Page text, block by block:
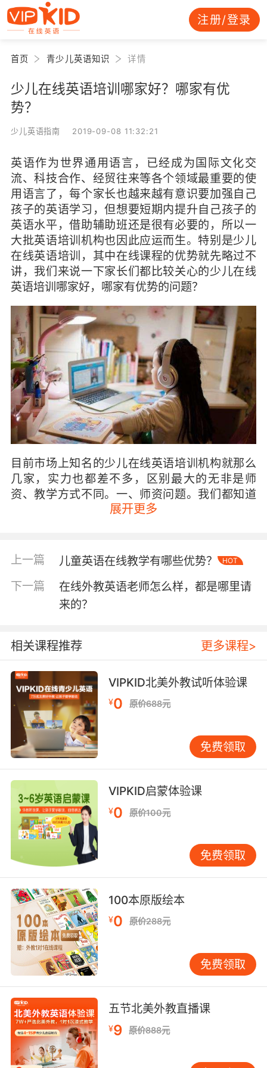
注册/登录
首页 青少儿英语知识 详情
少儿在线英语培训哪家好？哪家有优
势？
少儿英语指南 2019-09-08 11:32:21
英语作为世界通用语言，已经成为国际文化交
流、科技合作、经贸往来等各个领域最重要的使
用语言了，每个家长也越来越有意识要加强自己
孩子的英语学习，但想要短期内提升自己孩子的
英语水平，借助辅助班还是很有必要的，所以一
大批英语培训机构也因此应运而生。特别是少儿
在线英语培训，其中在线课程的优势就先略过不
讲，我们来说一下家长们都比较关心的少儿在线
英语培训哪家好，哪家有优势的问题？
目前市场上知名的少儿在线英语培训机构就那么
几家，实力也都差不多，区别最大的无非是师
资、教学方式不同。一、师资问题。我们都知道
学英语最重要的是口语，如果英语口语说不好就
最多的是“说英语”。那如果一开始听到的英语就
着浓浓口音的中式英语，那有学在线英语的必要
吗？所以一家有着雄厚的北美外教师资力量的培
方式，有限的课堂时间每个学生能占用的老师时
间也就会被均分，可能一节课半小时平分到每个
学生身上就只有十分钟左右了，十分钟也就是讲
两句话的功夫能学到什么？还有的机构采用的是
一对一的上课方式，很简单的对比就可以知道一
对一的上课方式会有多大优势了！
基于师资力量和教学方式的优势，建议咨询少儿
在线英语培训哪家好的家长可以选择vipkid少儿
英语。
展开更多
上一篇 儿童英语在线教学有哪些优势？ HOT
下一篇
在线外教英语老师怎么样，都是哪里请
来的？
相关课程推荐 更多课程>
VIPKID北美外教试听体验课
¥0 原价688元
免费领取
VIPKID启蒙体验课
¥0 原价100元
免费领取
100本原版绘本
¥0 原价288元
免费领取
五节北美外教直播课
¥9 原价888元